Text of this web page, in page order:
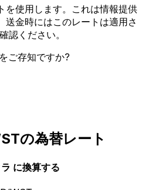
を使用します。これは情報提供
送金時にはこのレートは適用さ
認ください。
ご存知ですか?
の為替レート
に換算する